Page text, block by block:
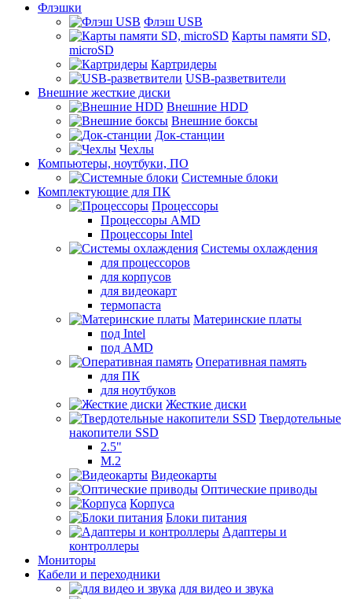
Флэшки
Флэш USB
Карты памяти SD,
microSD
Картридеры
USB-разветвители
Внешние жесткие диски
Внешние HDD
Внешние боксы
Док-станции
Чехлы
Компьютеры, ноутбуки, ПО
Системные блоки
Комплектующие для ПК
Процессоры
Процессоры AMD
Процессоры Intel
Системы охлаждения
для процессоров
для корпусов
для видеокарт
термопаста
Материнские платы
под Intel
под AMD
Оперативная память
для ПК
для ноутбуков
Жесткие диски
Твердотельные
накопители SSD
2.5"
M.2
Видеокарты
Оптические приводы
Корпуса
Блоки питания
Адаптеры и
контроллеры
Мониторы
Кабели и переходники
для видео и звука